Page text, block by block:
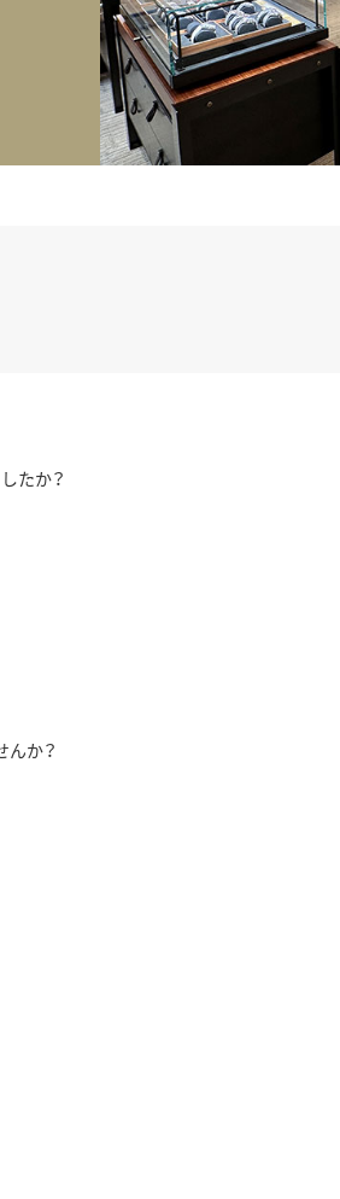
り扱いブランド一覧はこちら
BEST VINTAGEヒューリックスクエア札幌
ップリスト一覧はこちら
たか？
んか？